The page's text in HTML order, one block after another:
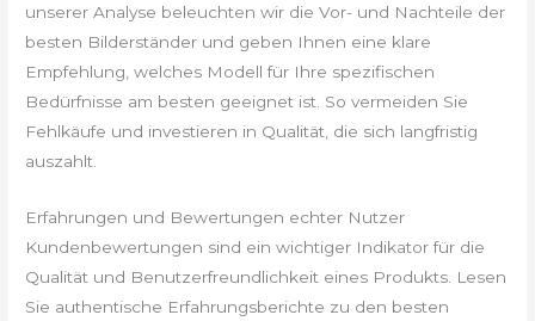
unserer Analyse beleuchten wir die Vor- und Nachteile der
besten Bilderständer und geben Ihnen eine klare
Empfehlung, welches Modell für Ihre spezifischen
Bedürfnisse am besten geeignet ist. So vermeiden Sie
Fehlkäufe und investieren in Qualität, die sich langfristig
auszahlt.
Erfahrungen und Bewertungen echter Nutzer
Kundenbewertungen sind ein wichtiger Indikator für die
Qualität und Benutzerfreundlichkeit eines Produkts. Lesen
Sie authentische Erfahrungsberichte zu den besten